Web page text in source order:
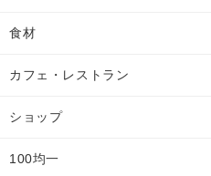
食材
カフェ・レストラン
ショップ
100均一